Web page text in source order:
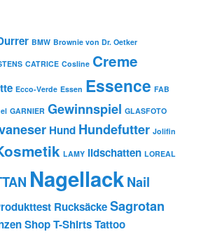
BMW Brownie von Dr. Oetker
CATRICE Cosline Creme
Ecco-Verde Essen Essence FAB
GARNIER Gewinnspiel GLASFOTO
Hund Hundefutter Jolifin
LAMY lidschatten LOREAL
NagellackNail
RucksäckeSagrotan
ShopT-ShirtsTattoo